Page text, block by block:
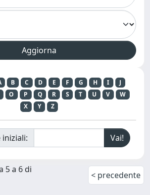
B C D E F G H I
J
O P Q R S T U V
W
X
Y Z
iniziali:
5 a 6 di
< precedente